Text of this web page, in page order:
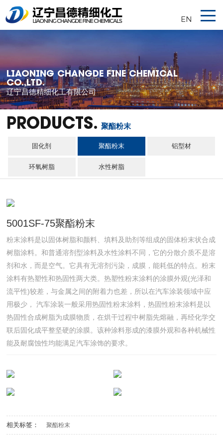
EN
LIAONING CHANGDE FINE CHEMICAL
CO.,LTD.
辽宁昌德精细化工有限公司
PRODUCTS. 聚酯粉末
固化剂 聚酯粉末 铝型材
环氧树脂 水性树脂
5001SF-75聚酯粉末
粉末涂料是以固体树脂和颜料、填料及助剂等组成的固体粉末状合成
树脂涂料。和普通溶剂型涂料及水性涂料不同，它的分散介质不是溶
剂和水，而是空气。它具有无溶剂污染，成膜，能耗低的特点。粉末
涂料有热塑性和热固性两大类。热塑性粉末涂料的涂膜外观(光泽和
流平性)较差，与金属之间的附着力也差，所以在汽车涂装领域中应
用极少， 汽车涂装一般采用热固性粉末涂料，热固性粉末涂料是以
热固性合成树脂为成膜物质，在烘干过程中树脂先熔融，再经化学交
联后固化成平整坚硬的涂膜。该种涂料形成的漆膜外观和各种机械性
能及耐腐蚀性均能满足汽车涂饰的要求。
相关标签： 聚酯粉末